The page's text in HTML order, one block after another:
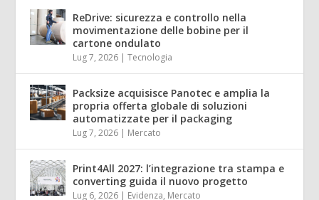
ReDrive: sicurezza e controllo nella
movimentazione delle bobine per il
cartone ondulato
Lug 7, 2026 |Tecnologia
Packsize acquisisce Panotec e amplia la
propria offerta globale di soluzioni
automatizzate per il packaging
Lug 7, 2026 | Mercato
Print4All 2027: l’integrazione tra stampa e
converting guida il nuovo progetto
Lug 6, 2026 | Evidenza, Mercato